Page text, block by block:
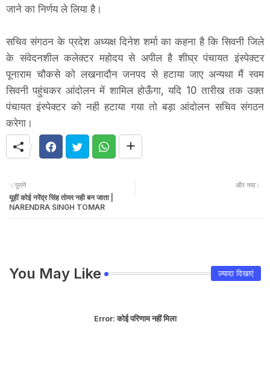
जाने का निर्णय ले लिया है।
सचिव संगठन के प्रदेश अध्यक्ष दिनेश शर्मा का कहना है कि सिवनी जिले
के संवेदनशील कलेक्टर महोदय से अपील है शीघ्र पंचायत इंस्पेक्टर
पूनाराम चौकसे को लखनादौन जनपद से हटाया जाए अन्यथा मैं स्वम
सिवनी पहुंचकर आंदोलन में शामिल होऊँगा, यदि 10 तारीख तक उक्त
पंचायत इंस्पेक्टर को नही हटाया गया तो बड़ा आंदोलन सचिव संगठन
करेगा।
और नया
पुराने
यूहीं कोई नरेंद्र सिंह तोमर नही बन जाता |
NARENDRA SINGH TOMAR
You May Like ज़्यादा दिखाएं
Error:कोई परिणाम नहीं मिला